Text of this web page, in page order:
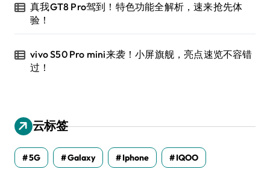
真我GT8 Pro驾到！特色功能全解析，速来抢先体
验！
vivo S50 Pro mini来袭！小屏旗舰，亮点速览不容错
过！
云标签
5G Galaxy Iphone IQOO